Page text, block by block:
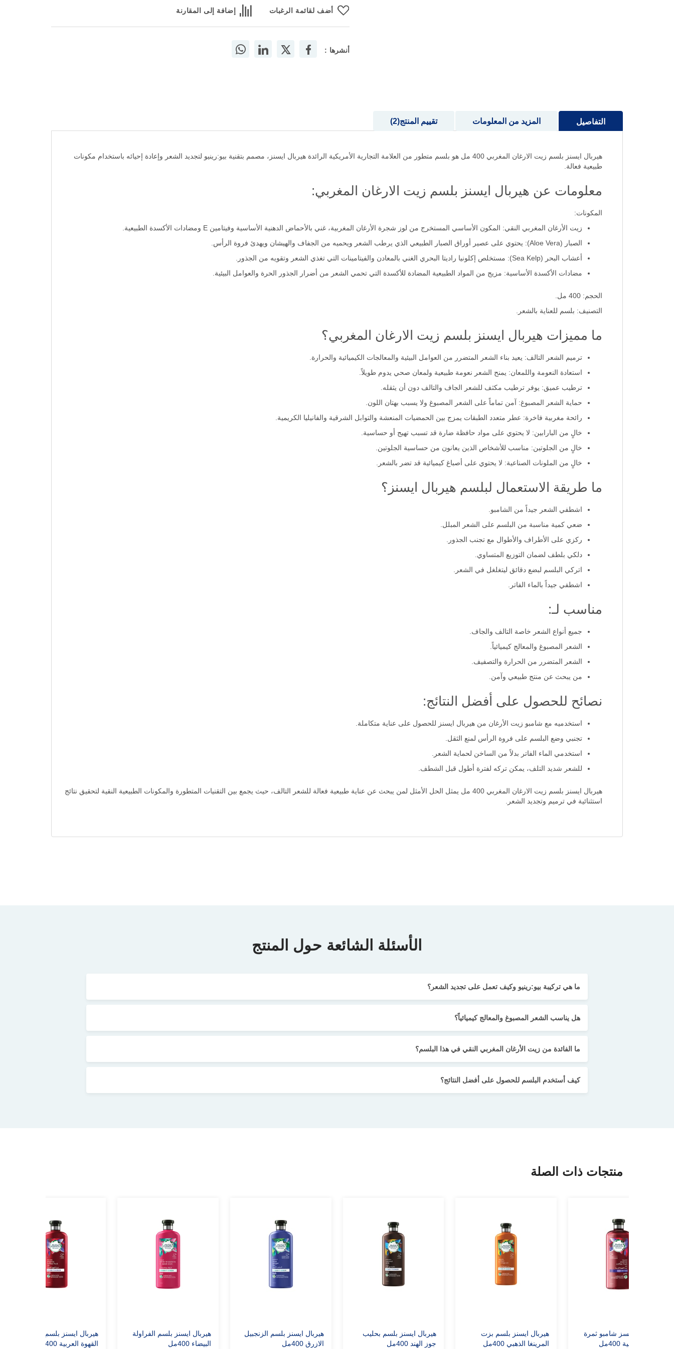
أضف لقائمة الرغبات إضافة إلى المقارنة
أنشرها :
التفاصيل
هيربال ايسنز بلسم زيت الارغان المغربي 400 مل هو بلسم متطور من العلامة التجارية الأمريكية الرائدة هيربال ايسنز، مصمم بتقنية بيو:رينيو لتجديد الشعر وإعادة إحيائه باستخدام مكونات
طبيعية فعالة.
معلومات عن هيربال ايسنز بلسم زيت الارغان المغربي:
المكونات:
زيت الأرغان المغربي النقي: المكون الأساسي المستخرج من لوز شجرة الأرغان المغربية، غني بالأحماض الدهنية الأساسية وفيتامين E ومضادات الأكسدة الطبيعية.
الصبار (Aloe Vera): يحتوي على عصير أوراق الصبار الطبيعي الذي يرطب الشعر ويحميه من الجفاف والهيشان ويهدئ فروة الرأس.
أعشاب البحر (Sea Kelp): مستخلص إكلونيا راديتا البحري الغني بالمعادن والفيتامينات التي تغذي الشعر وتقويه من الجذور.
مضادات الأكسدة الأساسية: مزيج من المواد الطبيعية المضادة للأكسدة التي تحمي الشعر من أضرار الجذور الحرة والعوامل البيئية.
الحجم: 400 مل.
التصنيف: بلسم للعناية بالشعر.
ما مميزات هيربال ايسنز بلسم زيت الارغان المغربي؟
ترميم الشعر التالف: يعيد بناء الشعر المتضرر من العوامل البيئية والمعالجات الكيميائية والحرارة.
استعادة النعومة واللمعان: يمنح الشعر نعومة طبيعية ولمعان صحي يدوم طويلاً.
ترطيب عميق: يوفر ترطيب مكثف للشعر الجاف والتالف دون أن يثقله.
حماية الشعر المصبوغ: آمن تماماً على الشعر المصبوغ ولا يسبب بهتان اللون.
رائحة مغربية فاخرة: عطر متعدد الطبقات يمزج بين الحمضيات المنعشة والتوابل الشرقية والفانيليا الكريمية.
خالٍ من البارابين: لا يحتوي على مواد حافظة ضارة قد تسبب تهيج أو حساسية.
خالٍ من الجلوتين: مناسب للأشخاص الذين يعانون من حساسية الجلوتين.
خالٍ من الملونات الصناعية: لا يحتوي على أصباغ كيميائية قد تضر بالشعر.
ما طريقة الاستعمال لبلسم هيربال ايسنز؟
اشطفي الشعر جيداً من الشامبو.
ضعي كمية مناسبة من البلسم على الشعر المبلل.
ركزي على الأطراف والأطوال مع تجنب الجذور.
دلكي بلطف لضمان التوزيع المتساوي.
اتركي البلسم لبضع دقائق ليتغلغل في الشعر.
اشطفي جيداً بالماء الفاتر.
مناسب لـ:
جميع أنواع الشعر خاصة التالف والجاف.
الشعر المصبوغ والمعالج كيميائياً.
الشعر المتضرر من الحرارة والتصفيف.
من يبحث عن منتج طبيعي وآمن.
نصائح للحصول على أفضل النتائج:
استخدميه مع شامبو زيت الأرغان من هيربال ايسنز للحصول على عناية متكاملة.
تجنبي وضع البلسم على فروة الرأس لمنع الثقل.
استخدمي الماء الفاتر بدلاً من الساخن لحماية الشعر.
للشعر شديد التلف، يمكن تركه لفترة أطول قبل الشطف.
هيربال ايسنز بلسم زيت الارغان المغربي 400 مل يمثل الحل الأمثل لمن يبحث عن عناية طبيعية فعالة للشعر التالف، حيث يجمع بين التقنيات المتطورة والمكونات الطبيعية النقية لتحقيق نتائج
استثنائية في ترميم وتجديد الشعر.
المزيد من المعلومات تقييم المنتج 2
الأسئلة الشائعة حول المنتج
ما هي تركيبة بيو:رينيو وكيف تعمل على تجديد الشعر؟
هل يناسب الشعر المصبوغ والمعالج كيميائياً؟
ما الفائدة من زيت الأرغان المغربي النقي في هذا البلسم؟
كيف أستخدم البلسم للحصول على أفضل النتائج؟
منتجات ذات الصلة
هيربال ايسنسز شامبو ثمرة
القهوة العربية 400مل
هيربال ايسنز بلسم بزت
المرينغا الذهبي 400مل
هيربال ايسنز بلسم بحليب
جوز الهند 400مل
هيربال ايسنز بلسم الزنجبيل
الازرق 400مل
هيربال ايسنز بلسم الفراولة
البيضاء 400مل
هيربال ايسنز بلسم ثمرة
القهوة العربية 400مل